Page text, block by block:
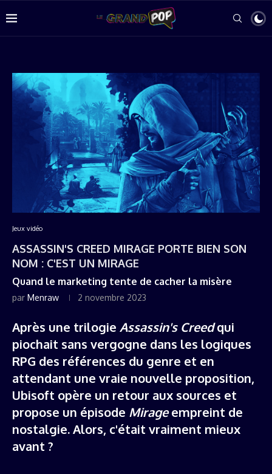
Jeux vidéo
ASSASSIN'S CREED MIRAGE PORTE BIEN SON
NOM : C'EST UN MIRAGE
Quand le marketing tente de cacher la misère
par Menraw 2 novembre 2023
Après une trilogie Assassin's Creedqui
piochait sans vergogne dans les logiques
RPG des références du genre et en
attendant une vraie nouvelle proposition,
Ubisoft opère un retour aux sources et
propose un épisode Mirageempreint de
nostalgie. Alors, c'était vraiment mieux
avant ?